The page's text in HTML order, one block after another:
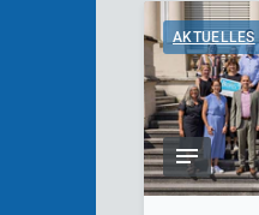
AKTUELLES